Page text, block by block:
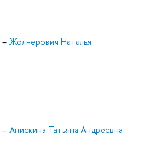
– Жолнерович Наталья
– Анискина Татьяна Андреевна